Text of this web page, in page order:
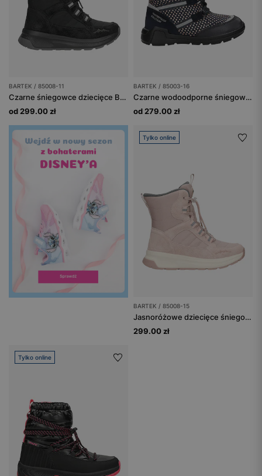
BARTEK / 85008-11
Czarne śniegowce dziecięce BARTEK 85008-11
od 299.00 zł
BARTEK / 85003-16
Czarne wodoodporne śniegowce z różowymi gwiazdkami BARTEK 85003-16
od 279.00 zł
Tylko online
BARTEK / 85008-15
Jasnoróżowe dziecięce śniegowce BARTEK 85008-15
299.00 zł
Tylko online